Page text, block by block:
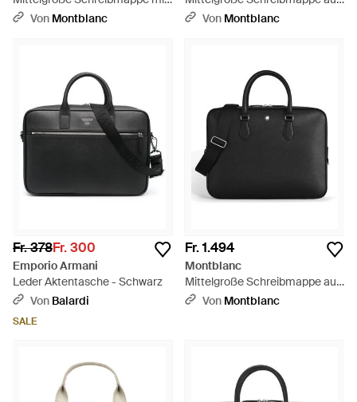
Tasche aus Sartorial Leder -
Von Montblanc
Grain Leder - Schwarz
Von Montblanc
Fr. 378Fr. 300
Emporio Armani
Leder Aktentasche - Schwarz
Von Balardi
SALE
Fr. 1.494
Montblanc
Mittelgroße Schreibmappe aus
Sartorial Leder - Schwarz
Von Montblanc